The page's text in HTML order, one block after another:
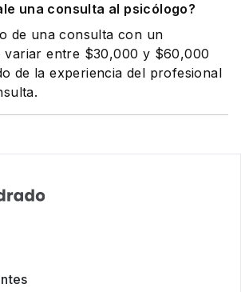
una consulta al psicólogo?
de una consulta con un
variar entre $30,000 y $60,000
de la experiencia del profesional